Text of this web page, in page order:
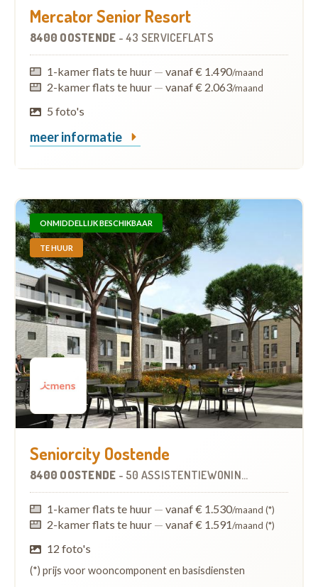
Mercator Senior Resort
8400 OOSTENDE - 43 SERVICEFLATS
1-kamer flats te huur — vanaf € 1.490/maand
2-kamer flats te huur — vanaf € 2.063/maand
5 foto's
meer informatie
ONMIDDELLIJK BESCHIKBAAR
TE HUUR
Seniorcity Oostende
8400 OOSTENDE - 50 ASSISTENTIEWONINGEN
1-kamer flats te huur — vanaf € 1.530/maand (*)
2-kamer flats te huur — vanaf € 1.591/maand (*)
12 foto's
(*) prijs voor wooncomponent en basisdiensten